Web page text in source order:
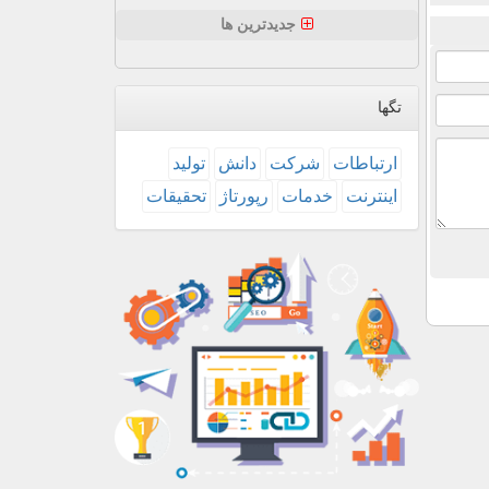
جدیدترین ها
تگها
ارتباطات شركت دانش
تولید
اینترنت
خدمات رپورتاژ تحقیقات